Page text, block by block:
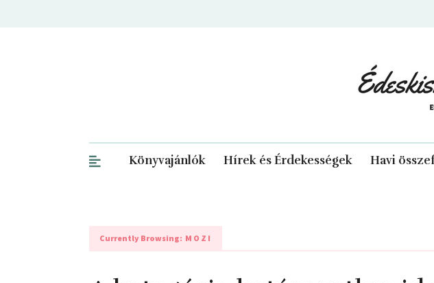
Könyvajánlók Hírek és Érdekességek Havi
Currently Browsing: MOZI